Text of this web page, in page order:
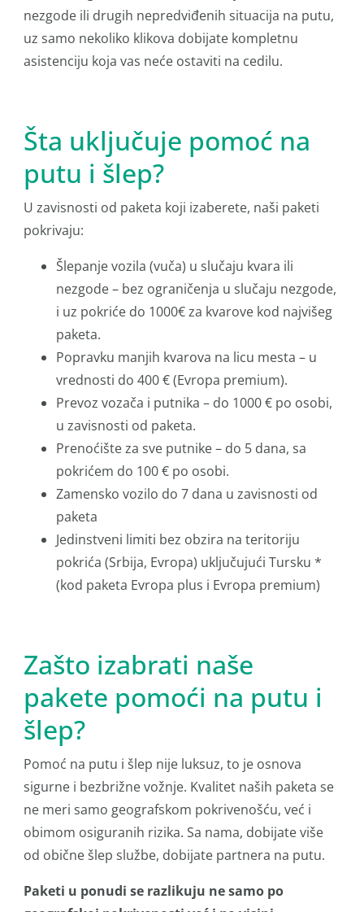
nezgode ili drugih nepredviđenih situacija na putu,
uz samo nekoliko klikova dobijate kompletnu
asistenciju koja vas neće ostaviti na cedilu.
Šta uključuje pomoć na
putu i šlep?
U zavisnosti od paketa koji izaberete, naši paketi
pokrivaju:
Šlepanje vozila (vuča) u slučaju kvara ili
nezgode – bez ograničenja u slučaju nezgode,
i uz pokriće do 1000€ za kvarove kod najvišeg
paketa.
Popravku manjih kvarova na licu mesta – u
vrednosti do 400 € (Evropa premium).
Prevoz vozača i putnika – do 1000 € po osobi,
u zavisnosti od paketa.
Prenoćište za sve putnike – do 5 dana, sa
pokrićem do 100 € po osobi.
Zamensko vozilo do 7 dana u zavisnosti od
paketa
Jedinstveni limiti bez obzira na teritoriju
pokrića (Srbija, Evropa) uključujući Tursku *
(kod paketa Evropa plus i Evropa premium)
Zašto izabrati naše
pakete pomoći na putu i
šlep?
Pomoć na putu i šlep nije luksuz, to je osnova
sigurne i bezbrižne vožnje. Kvalitet naših paketa se
ne meri samo geografskom pokrivenošću, već i
obimom osiguranih rizika. Sa nama, dobijate više
od obične šlep službe, dobijate partnera na putu.
Paketi u ponudi se razlikuju ne samo po